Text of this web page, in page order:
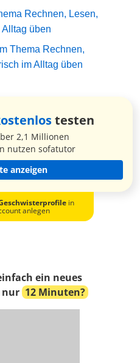
Rechnen, Lesen,
üben
Thema Rechnen,
im Alltag üben
testen
2,1 Millionen
nutzen sofatutor
anzeigen
in
anlegen
ein neues
nur 12 Minuten?